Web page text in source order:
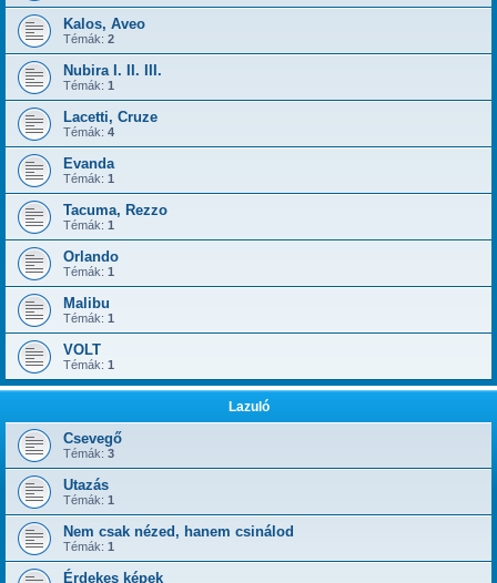
Kalos, Aveo
Témák: 2
Nubira I. II. III.
Témák: 1
Lacetti, Cruze
Témák: 4
Evanda
Témák: 1
Tacuma, Rezzo
Témák: 1
Orlando
Témák: 1
Malibu
Témák: 1
VOLT
Témák: 1
Lazuló
Csevegő
Témák: 3
Utazás
Témák: 1
Nem csak nézed, hanem csinálod
Témák: 1
Érdekes képek